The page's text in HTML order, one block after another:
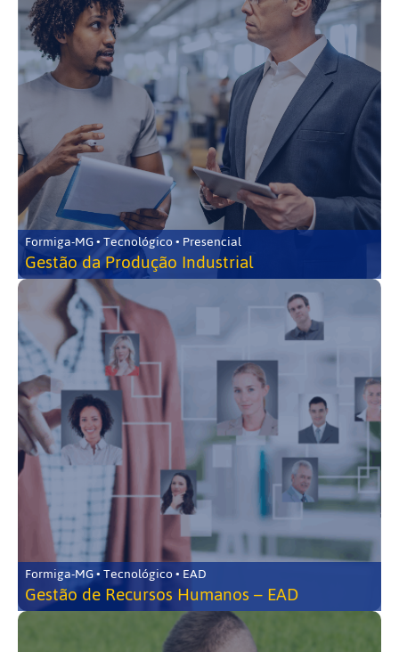
Formiga-MG • Tecnológico • Presencial
Gestão da Produção Industrial
Formiga-MG • Tecnológico • EAD
Gestão de Recursos Humanos – EAD